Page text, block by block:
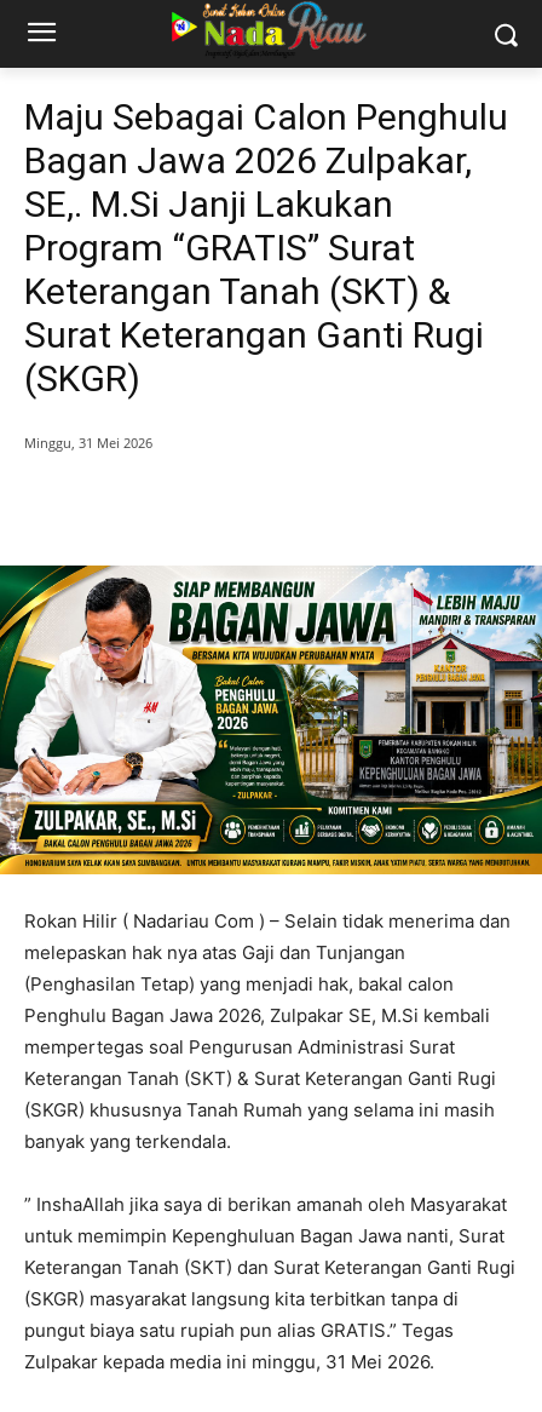
Maju Sebagai Calon Penghulu
Bagan Jawa 2026 Zulpakar,
SE,. M.Si Janji Lakukan
Program “GRATIS” Surat
Keterangan Tanah (SKT) &
Surat Keterangan Ganti Rugi
(SKGR)
Minggu, 31 Mei 2026
Rokan Hilir ( Nadariau Com ) – Selain tidak menerima dan
melepaskan hak nya atas Gaji dan Tunjangan
(Penghasilan Tetap) yang menjadi hak, bakal calon
Penghulu Bagan Jawa 2026, Zulpakar SE, M.Si kembali
mempertegas soal Pengurusan Administrasi Surat
Keterangan Tanah (SKT) & Surat Keterangan Ganti Rugi
(SKGR) khususnya Tanah Rumah yang selama ini masih
banyak yang terkendala.
” InshaAllah jika saya di berikan amanah oleh Masyarakat
untuk memimpin Kepenghuluan Bagan Jawa nanti, Surat
Keterangan Tanah (SKT) dan Surat Keterangan Ganti Rugi
(SKGR) masyarakat langsung kita terbitkan tanpa di
pungut biaya satu rupiah pun alias GRATIS.” Tegas
Zulpakar kepada media ini minggu, 31 Mei 2026.